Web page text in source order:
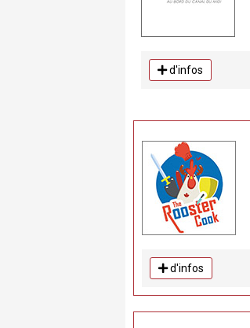
d'infos
d'infos